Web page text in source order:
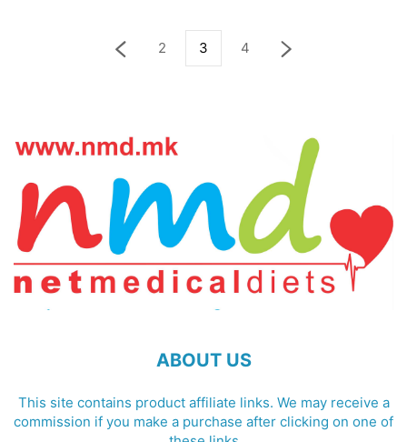
2 3 4
ABOUT US
This site contains product affiliate links. We may receive a
commission if you make a purchase after clicking on one of